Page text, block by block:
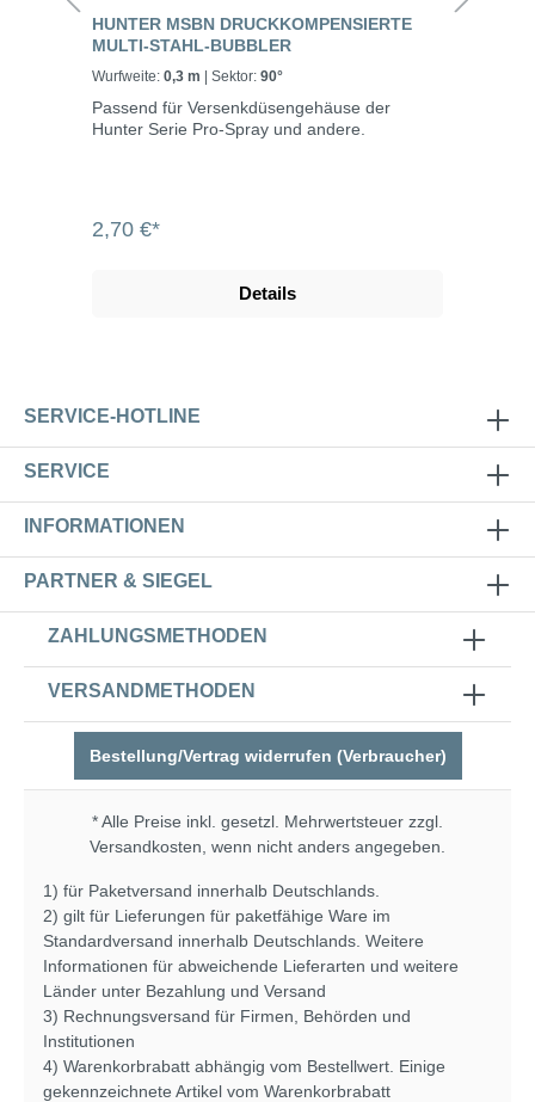
HUNTER MSBN DRUCKKOMPENSIERTE
MULTI-STAHL-BUBBLER
Wurfweite: 0,3 m | Sektor: 90°
Passend für Versenkdüsengehäuse der
Hunter Serie Pro-Spray und andere.
2,70 €*
Details
SERVICE-HOTLINE
SERVICE
INFORMATIONEN
PARTNER & SIEGEL
ZAHLUNGSMETHODEN
VERSANDMETHODEN
Bestellung/Vertrag widerrufen (Verbraucher)
* Alle Preise inkl. gesetzl. Mehrwertsteuer zzgl.
Versandkosten , wenn nicht anders angegeben.
1) für Paketversand innerhalb Deutschlands.
2) gilt für Lieferungen für paketfähige Ware im
Standardversand innerhalb Deutschlands. Weitere
Informationen für abweichende Lieferarten und weitere
Länder unter Bezahlung und Versand
3) Rechnungsversand für Firmen, Behörden und
Institutionen
4) Warenkorbrabatt abhängig vom Bestellwert. Einige
gekennzeichnete Artikel vom Warenkorbrabatt